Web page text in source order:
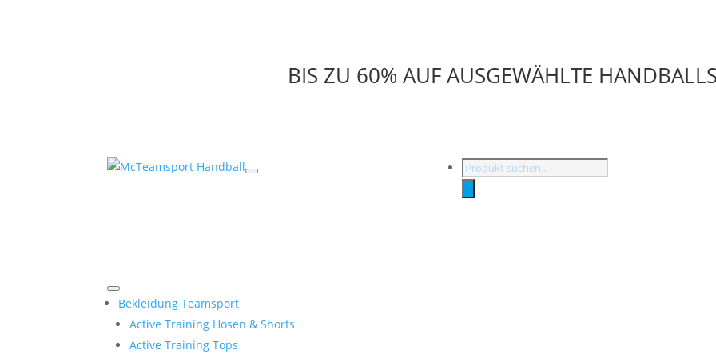
BIS ZU 60% AUF AUSGEWÄHLTE
Products
Bekleidung Teamsport
Active Training Hosen & Shorts
Active Training Tops